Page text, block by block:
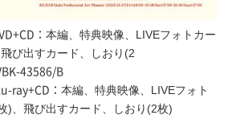
：本編、特典映像、LIVEフォトカー
び出すカード、しおり(2
43586/B
ray+CD：本編、特典映像、LIVEフォト
) 、飛び出すカード、しおり(2枚)